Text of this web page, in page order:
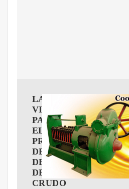
LABORATORIO
VIRTUAL
PARA
EL
PROCESO
DE
DESTILACIóN
DE
CRUDO